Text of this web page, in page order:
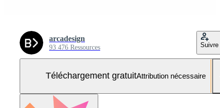
arcadesign
93 476 Ressources Suivre
Téléchargement gratuitAttribution nécessaire